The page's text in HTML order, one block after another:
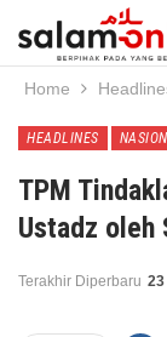
Home
HEADLINES
TPM
Ustadz oleh
Terakhir Diperbaru